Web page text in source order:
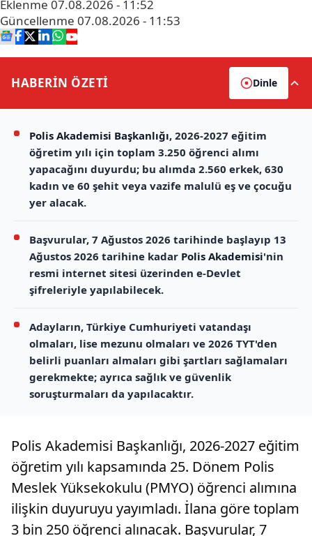
Eklenme 07.08.2026 - 11:52
Güncellenme 07.08.2026 - 11:53
HABERİN ÖZETİ Dinle
Polis Akademisi Başkanlığı, 2026-2027 eğitim
öğretim yılı için toplam 3.250 öğrenci alımı
yapacağını duyurdu; bu alımda 2.560 erkek, 630
kadın ve 60 şehit veya vazife malulü eş ve çocuğu
yer alacak.
Başvurular, 7 Ağustos 2026 tarihinde başlayıp 13
Ağustos 2026 tarihine kadar Polis Akademisi'nin
resmi internet sitesi üzerinden e-Devlet
şifreleriyle yapılabilecek.
Adayların, Türkiye Cumhuriyeti vatandaşı
olmaları, lise mezunu olmaları ve 2026 TYT'den
belirli puanları almaları gibi şartları sağlamaları
gerekmekte; ayrıca sağlık ve güvenlik
soruşturmaları da yapılacaktır.
Polis Akademisi Başkanlığı, 2026-2027 eğitim
öğretim yılı kapsamında 25. Dönem Polis
Meslek Yüksekokulu (PMYO) öğrenci alımına
ilişkin duyuruyu yayımladı. İlana göre toplam
3 bin 250 öğrenci alınacak. Başvurular, 7